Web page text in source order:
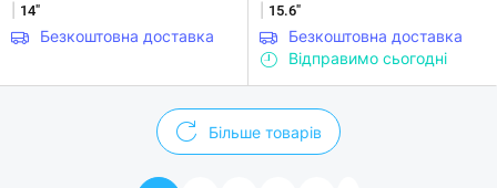
14"
Безкоштовна доставка
15.6"
Безкоштовна доставка
Відправимо сьогодні
Більше товарів